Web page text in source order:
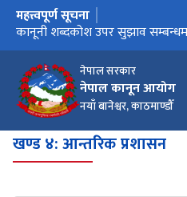
नेपाल सरकार
नेपाल कानून आयोग
नयाँ बानेश्वर, काठमाण्डौँ
मुख्य नेभिगेसनमा जानुहोस्
महत्त्वपूर्ण सूचना
कार्यालय स्थानान्तरण भएको सूचना ।
कानूनी शब्दकोश उपर सुझाव
कानूनी शब्दकोश
खण्ड ४: आन्तरिक प्रशासन